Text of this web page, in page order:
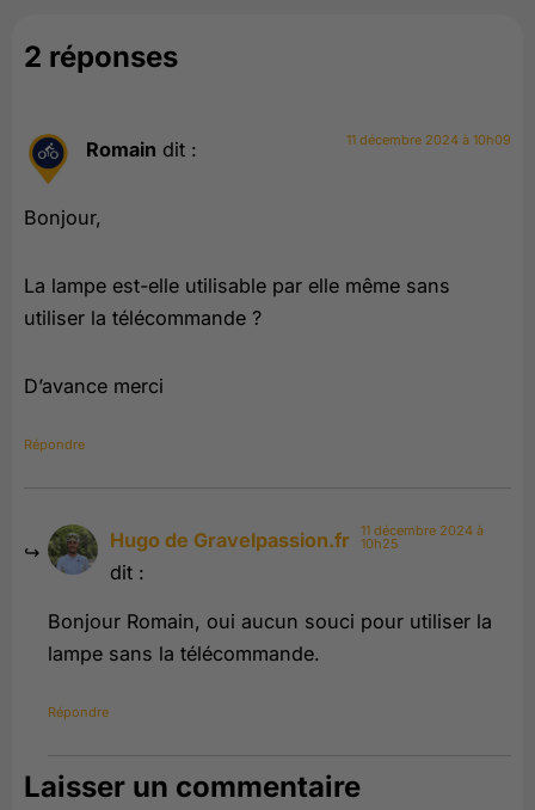
2 réponses
Romain dit : 11 décembre 2024 à 10h09
Bonjour,
La lampe est-elle utilisable par elle même sans
utiliser la télécommande ?
D’avance merci
Répondre
Hugo de Gravelpassion.fr
dit :
11 décembre 2024 à
10h25
Bonjour Romain, oui aucun souci pour utiliser la
lampe sans la télécommande.
Répondre
Laisser un commentaire